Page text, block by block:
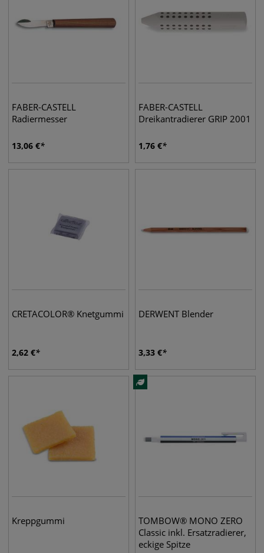
FABER-CASTELL
Radiermesser
13,06 €
FABER-CASTELL
Dreikantradierer GRIP 2001
1,76 €
CRETACOLOR® Knetgummi
2,62 €
DERWENT Blender
3,33 €
Kreppgummi
TOMBOW® MONO ZERO
Classic inkl. Ersatzradierer,
eckige Spitze